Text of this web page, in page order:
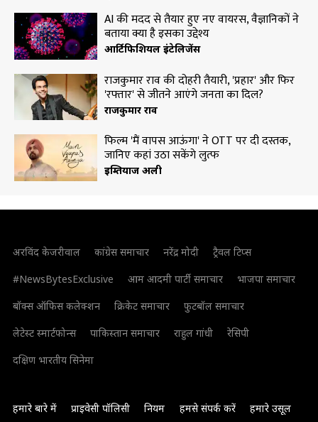
AI की मदद से तैयार हुए नए वायरस, वैज्ञानिकों ने
बताया क्या है इसका उद्देश्य
आर्टिफिशियल इंटेलिजेंस
राजकुमार राव की दोहरी तैयारी, 'प्रहार' और फिर
'रफ्तार' से जीतने आएंगे जनता का दिल?
राजकुमार राव
फिल्म 'मैं वापस आऊंगा' ने OTT पर दी दस्तक,
जानिए कहां उठा सकेंगे लुत्फ
इम्तियाज अली
अरविंद केजरीवाल कांग्रेस समाचार नरेंद्र मोदी
ट्रैवल टिप्स
#NewsBytesExclusive
आम आदमी पार्टी समाचार
भाजपा समाचार
बॉक्स ऑफिस कलेक्शन
क्रिकेट समाचार
फुटबॉल समाचार
लेटेस्ट स्मार्टफोन्स
पाकिस्तान समाचार राहुल गांधी
रेसिपी
दक्षिण भारतीय सिनेमा
हमारे बारे में प्राइवेसी पॉलिसी नियम हमसे संपर्क करें हमारे उसूल